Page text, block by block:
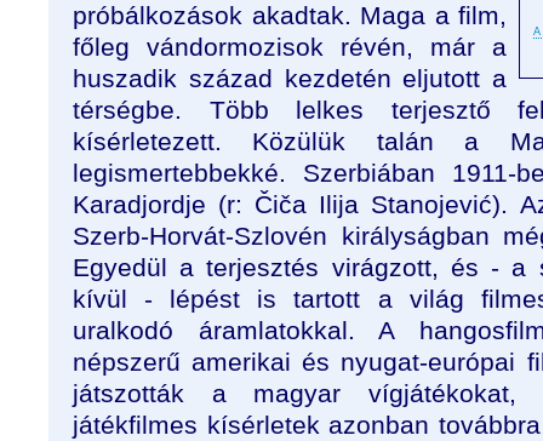
A
próbálkozások akadtak. Maga a film,
főleg vándormozisok révén, már a
huszadik század kezdetén eljutott a
térségbe. Több lelkes terjesztő
kísérletezett. Közülük talán a
legismertebbekké. Szerbiában
Karadjordje (r: Čiča Ilija Stanojević).
Szerb-Horvát-Szlovén királyságban
Egyedül a terjesztés virágzott, és - a
kívül - lépést is tartott a világ
uralkodó áramlatokkal. A
népszerű amerikai és nyugat-európai
játszották a magyar vígjátékokat,
játékfilmes kísérletek azonban